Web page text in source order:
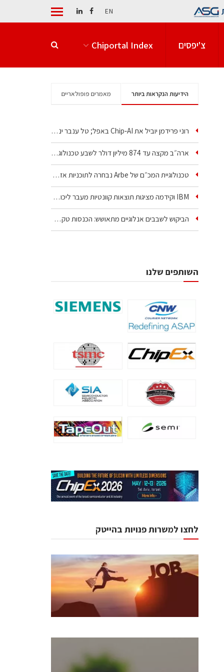
EN
צ'יפסים Chiportal Index
הידיעות הנקראות ביותר מאמרים פופולאריים
רוני פרידמן יוביל את Chip‑AI באפל; טל ענבר ינהל את…
ארה״ב מקצה עד 874 מיליון דולר לשבע טכנולוגיות שבבים…
טכנולוגיית המכ״ם של Arbe נבחרה לתוכניות אזרחיות וביטחוניות
IBM וקידמה מציגות תוצאות קוונטיות מעבר ליכולת…
הביקוש לשבבים אנלוגיים מתאושש: הכנסות טקסס…
השותפים שלנו
לחצו למשרות פנויות בהייטק